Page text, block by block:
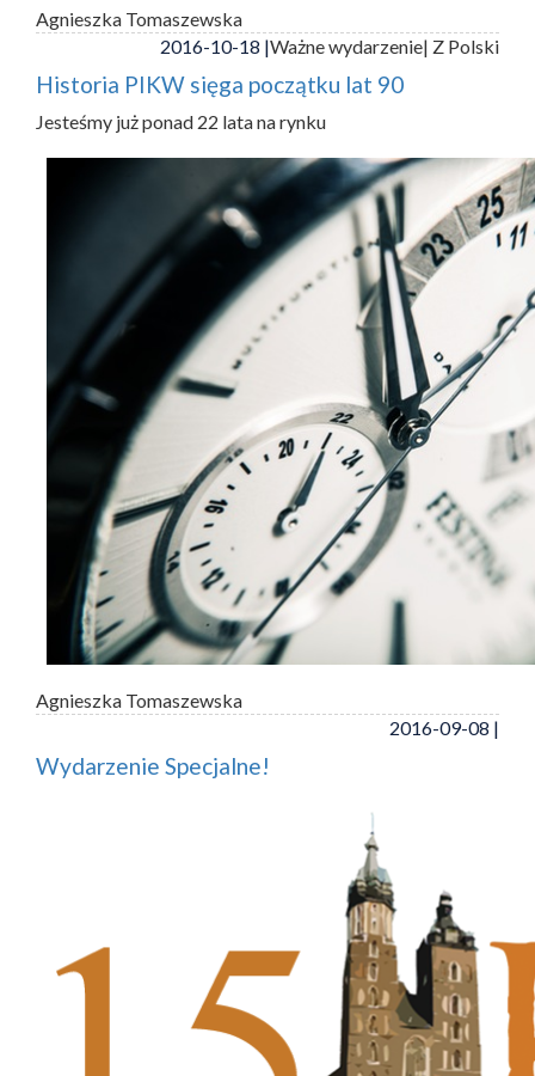
Agnieszka Tomaszewska
2016-10-18 |Ważne wydarzenie| Z Polski
Historia PIKW sięga początku lat 90
Jesteśmy już ponad 22 lata na rynku
Agnieszka Tomaszewska
2016-09-08 |
Wydarzenie Specjalne!